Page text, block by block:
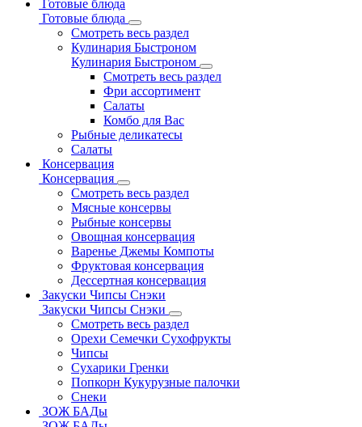
Готовые блюда
Готовые блюда
Смотреть весь раздел
Кулинария Быстроном
Кулинария Быстроном
Смотреть весь раздел
Фри ассортимент
Салаты
Комбо для Вас
Рыбные деликатесы
Салаты
Консервация
Консервация
Смотреть весь раздел
Мясные консервы
Рыбные консервы
Овощная консервация
Варенье Джемы Компоты
Фруктовая консервация
Дессертная консервация
Закуски Чипсы Снэки
Закуски Чипсы Снэки
Смотреть весь раздел
Орехи Семечки Сухофрукты
Чипсы
Сухарики Гренки
Попкорн Кукурузные палочки
Снеки
ЗОЖ БАДы